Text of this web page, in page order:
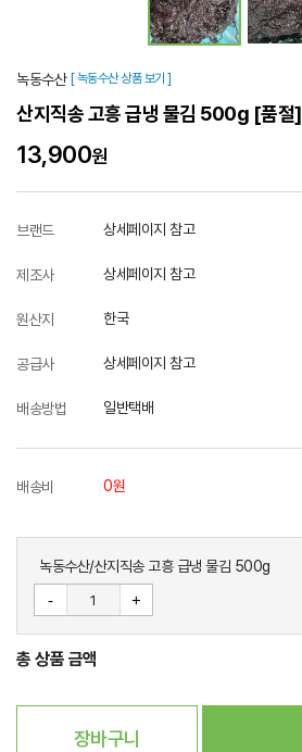
녹동수산 [ 녹동수산 상품 보기 ]
산지직송 고흥 급냉 물김 500g [품절]
13,900원
브랜드 상세페이지 참고
제조사 상세페이지 참고
원산지 한국
공급사 상세페이지 참고
배송방법 일반택배
배송비 0원
녹동수산/산지직송 고흥 급냉 물김 500g
- +
총 상품 금액
장바구니